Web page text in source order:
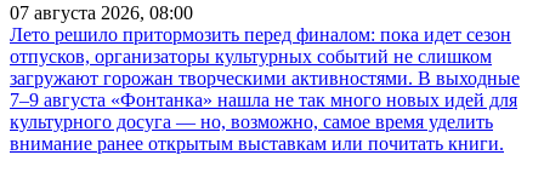
07 августа 2026, 08:00
Лето решило притормозить перед финалом: пока идет сезон
отпусков, организаторы культурных событий не слишком
загружают горожан творческими активностями. В выходные
7–9 августа «Фонтанка» нашла не так много новых идей для
культурного досуга — но, возможно, самое время уделить
внимание ранее открытым выставкам или почитать книги.